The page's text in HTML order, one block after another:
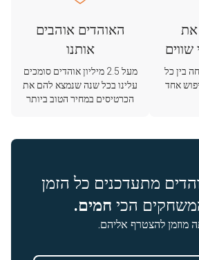
את
בין כל
אחד
האוהדים אוהבים
אותנו
מעל 2.5 מיליון אוהדים סומכים
עלינו בכל שנה שנמצא להם את
הכרטיסים במחיר הטוב ביותר
מתעדכנים כל הזמן
הכי חמים.
מוזמן להצטרף אליהם.